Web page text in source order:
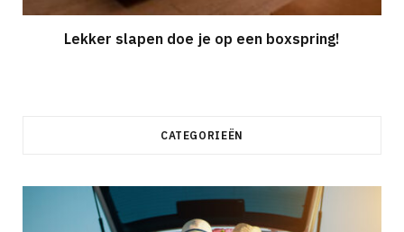
Lekker slapen doe je op een boxspring!
CATEGORIEËN